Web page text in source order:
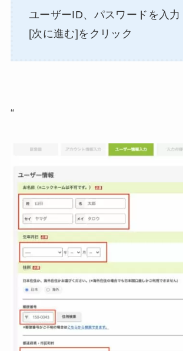
ユーザーID、パスワードを入力
[次に進む]をクリック
“